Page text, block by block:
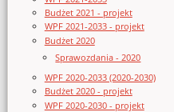
Budżet 2021 - projekt
WPF 2021-2033 - projekt
Budżet 2020
Sprawozdania - 2020
WPF 2020-2033 (2020-2030)
Budżet 2020 - projekt
WPF 2020-2030 - projekt